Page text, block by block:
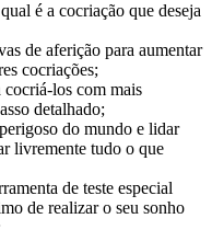
é a cocriação que deseja
de aferição para aumentar
cocriações;
cocriá-los com mais
detalhado;
do mundo e lidar
livremente tudo o que
de teste especial
de realizar o seu sonho